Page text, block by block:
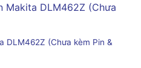
DLM462Z (Chưa kèm Pin &